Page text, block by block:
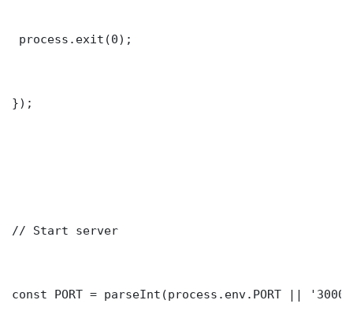
process.exit(0);
});
// Start server
const PORT = parseInt(process.env.PORT ||